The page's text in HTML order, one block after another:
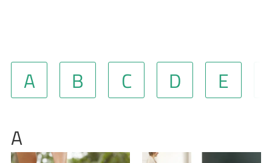
A B C D E
A